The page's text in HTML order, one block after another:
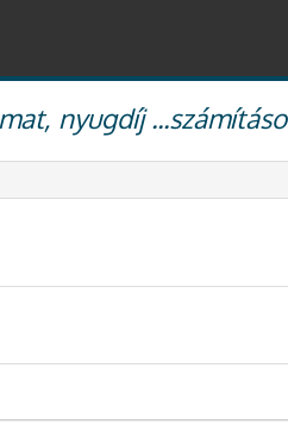
nyugdíj